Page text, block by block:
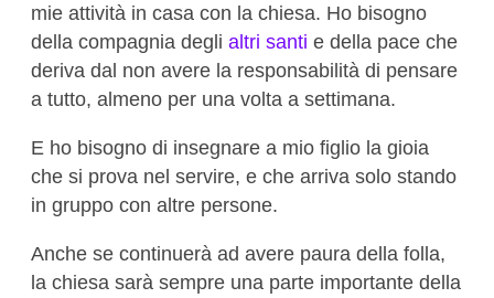
mie attività in casa con la chiesa. Ho bisogno
della compagnia degli altri santi e della pace che
deriva dal non avere la responsabilità di pensare
a tutto, almeno per una volta a settimana.
E ho bisogno di insegnare a mio figlio la gioia
che si prova nel servire, e che arriva solo stando
in gruppo con altre persone.
Anche se continuerà ad avere paura della folla,
la chiesa sarà sempre una parte importante della